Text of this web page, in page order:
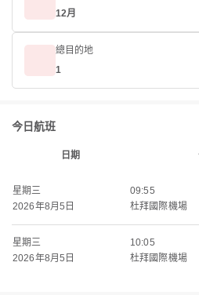
12月
總目的地
1
今日航班
日期
星期三
2026年8月5日
09:55
杜拜國際機場
星期三
2026年8月5日
10:05
杜拜國際機場